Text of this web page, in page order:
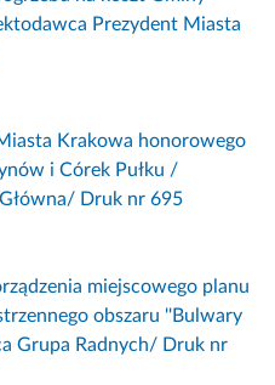
Prezydent Miasta
Krakowa honorowego
i Córek Pułku /
Druk nr 695
miejscowego planu
obszaru ''Bulwary
Grupa Radnych/ Druk nr